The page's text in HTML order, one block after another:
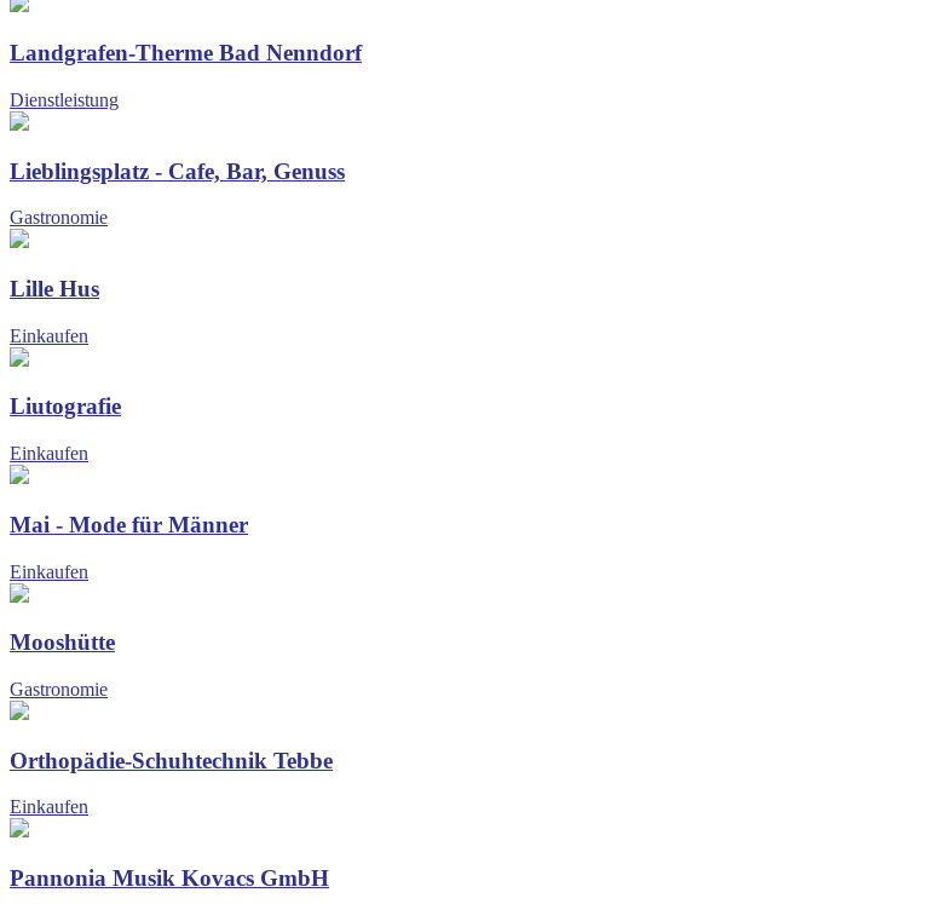
Landgrafen-Therme Bad Nenndorf
Dienstleistung
Lieblingsplatz - Cafe, Bar, Genuss
Gastronomie
Lille Hus
Einkaufen
Liutografie
Einkaufen
Mai - Mode für Männer
Einkaufen
Mooshütte
Gastronomie
Orthopädie-Schuhtechnik Tebbe
Einkaufen
Pannonia Musik Kovacs GmbH